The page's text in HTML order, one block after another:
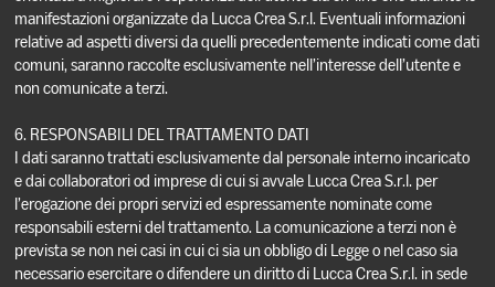
manifestazioni organizzate da Lucca Crea S.r.l. Eventuali informazioni
relative ad aspetti diversi da quelli precedentemente indicati come dati
comuni, saranno raccolte esclusivamente nell’interesse dell’utente e
non comunicate a terzi.
6. RESPONSABILI DEL TRATTAMENTO DATI
I dati saranno trattati esclusivamente dal personale interno incaricato
e dai collaboratori od imprese di cui si avvale Lucca Crea S.r.l. per
l’erogazione dei propri servizi ed espressamente nominate come
responsabili esterni del trattamento. La comunicazione a terzi non è
prevista se non nei casi in cui ci sia un obbligo di Legge o nel caso sia
necessario esercitare o difendere un diritto di Lucca Crea S.r.l. in sede